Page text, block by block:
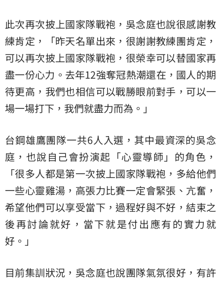
此次再次披上國家隊戰袍，吳念庭也說很感謝教
練肯定，「昨天名單出來，很謝謝教練團肯定，
可以再次披上國家隊戰袍，很榮幸可以替國家再
盡一份心力。去年12強奪冠熱潮還在，國人的期
待更高，我們也相信可以戰勝眼前對手，可以一
場一場打下，我們就盡力而為。」
台鋼雄鷹團隊一共6人入選，其中最資深的吳念
庭，也說自己會扮演起「心靈導師」的角色，
「很多人都是第一次披上國家隊戰袍，多給他們
一些心靈雞湯，高張力比賽一定會緊張、亢奮，
希望他們可以享受當下，過程好與不好，結束之
後再討論就好，當下就是付出應有的實力就
好。」
目前集訓狀況，吳念庭也說團隊氣氛很好，有許